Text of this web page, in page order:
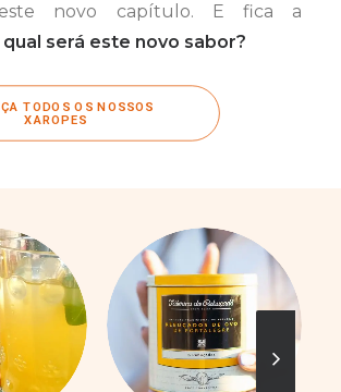
novo capítulo. E fica a
qual será este novo sabor?
TODOS OS NOSSOS
XAROPES